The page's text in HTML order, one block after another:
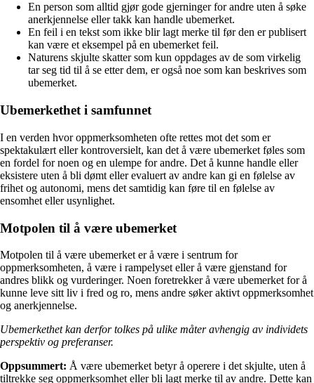
En person som alltid gjør gode gjerninger for andre uten å søke
anerkjennelse eller takk kan handle ubemerket.
En feil i en tekst som ikke blir lagt merke til før den er publisert
kan være et eksempel på en ubemerket feil.
Naturens skjulte skatter som kun oppdages av de som virkelig
tar seg tid til å se etter dem, er også noe som kan beskrives som
ubemerket.
Ubemerkethet i samfunnet
I en verden hvor oppmerksomheten ofte rettes mot det som er
spektakulært eller kontroversielt, kan det å være ubemerket føles som
en fordel for noen og en ulempe for andre. Det å kunne handle eller
eksistere uten å bli dømt eller evaluert av andre kan gi en følelse av
frihet og autonomi, mens det samtidig kan føre til en følelse av
ensomhet eller usynlighet.
Motpolen til å være ubemerket
Motpolen til å være ubemerket er å være i sentrum for
oppmerksomheten, å være i rampelyset eller å være gjenstand for
andres blikk og vurderinger. Noen foretrekker å være ubemerket for å
kunne leve sitt liv i fred og ro, mens andre søker aktivt oppmerksomhet
og anerkjennelse.
Ubemerkethet kan derfor tolkes på ulike måter avhengig av individets
perspektiv og preferanser.
Oppsummert: Å være ubemerket betyr å operere i det skjulte, uten å
tiltrekke seg oppmerksomhet eller bli lagt merke til av andre. Dette kan